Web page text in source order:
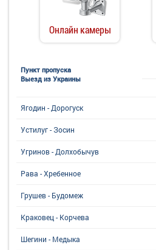
Онлайн камеры
Пункт пропуска
Выезд из Украины
Ягодин - Дорогуск
Устилуг - Зосин
Угринов - Долхобычув
Рава - Хребенное
Грушев - Будомеж
Краковец - Корчева
Шегини - Медыка